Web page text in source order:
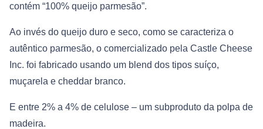
contém “100% queijo parmesão”.
Ao invés do queijo duro e seco, como se caracteriza o
autêntico parmesão, o comercializado pela Castle Cheese
Inc. foi fabricado usando um blend dos tipos suíço,
muçarela e cheddar branco.
E entre 2% a 4% de celulose – um subproduto da polpa de
madeira.